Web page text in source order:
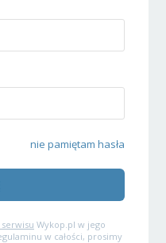
nie pamiętam hasła
Wykop.pl w jego
w całości, prosimy